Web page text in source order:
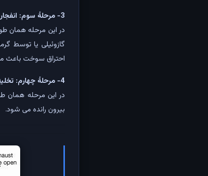
3- مرحلهٔ سوم: انفجار (قدرت - Power)
در این مرحله همان
گازوئیلی یا توسط
احتراق سوخت باعث
4- مرحلهٔ چهارم: تخلیه (خروج دود - Exhaust)
در این مرحله همان
بیرون رانده می شود.